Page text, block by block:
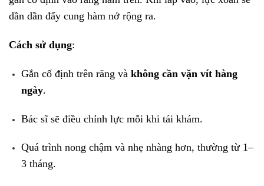
dần dần đẩy cung hàm nở rộng ra.
Cách sử dụng:
Gắn cố định trên răng và không cần vặn vít hàng
ngày.
Bác sĩ sẽ điều chỉnh lực mỗi khi tái khám.
Quá trình nong chậm và nhẹ nhàng hơn, thường từ 1–
3 tháng.